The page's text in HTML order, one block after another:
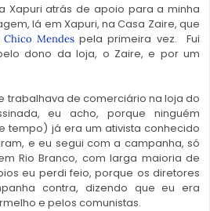
Xapuri atrás de apoio para a minha
lá em Xapuri, na Casa Zaire, que
Chico Mendes pela primeira vez. Fui
dono da loja, o Zaire, e por um
trabalhava de comerciário na loja do
eu acho, porque ninguém
tempo) já era um ativista conhecido
e eu segui com a campanha, só
Rio Branco, com larga maioria de
eu perdi feio, porque os diretores
contra, dizendo que eu era
e pelos comunistas.